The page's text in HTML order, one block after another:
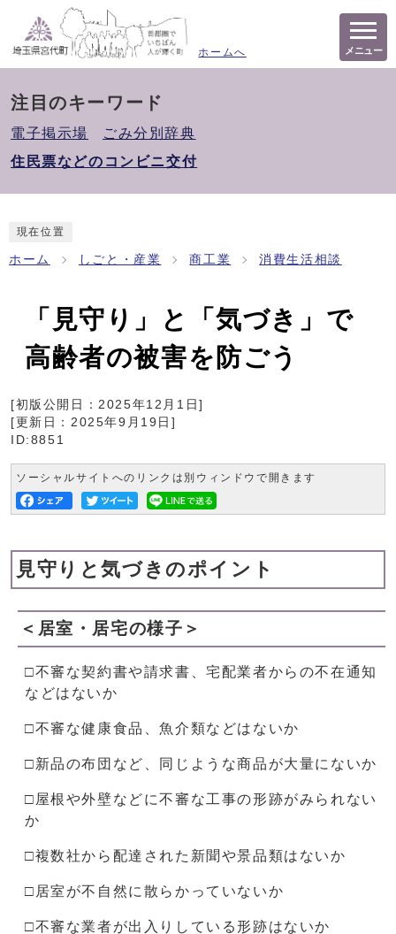
ホームへ メニュー
注目のキーワード
電子掲示場
ごみ分別辞典
住民票などのコンビニ交付
現在位置
ホーム しごと・産業 商工業 消費生活相談
「見守り」と「気づき」で
高齢者の被害を防ごう
[初版公開日：2025年12月1日]
[更新日： 2025年9月19日 ]
ID:8851
ソーシャルサイトへのリンクは別ウィンドウで開きます
見守りと気づきのポイント
＜居室・居宅の様子＞
□不審な契約書や請求書、宅配業者からの不在通知
などはないか
□不審な健康食品、魚介類などはないか
□新品の布団など、同じような商品が大量にないか
□屋根や外壁などに不審な工事の形跡がみられない
か
□複数社から配達された新聞や景品類はないか
□居室が不自然に散らかっていないか
□不審な業者が出入りしている形跡はないか